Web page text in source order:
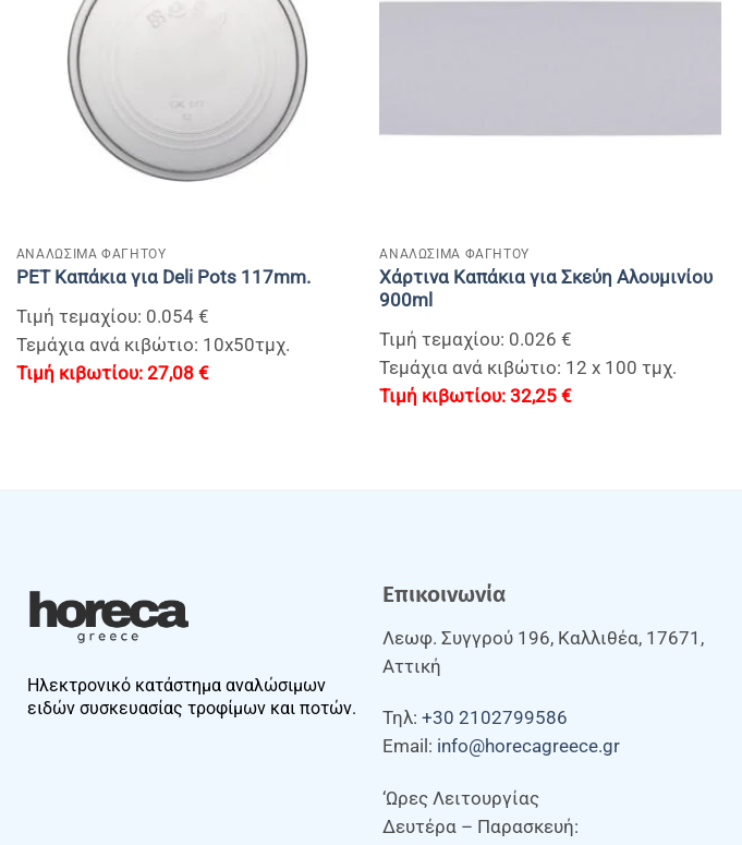
ΑΝΑΛΩΣΙΜΑ ΦΑΓΗΤΟΥ
PET Καπάκια για Deli Pots 117mm.
Τιμή τεμαχίου: 0.054 €
Τεμάχια ανά κιβώτιο: 10x50τμχ.
27,08 €
ΑΝΑΛΩΣΙΜΑ ΦΑΓΗΤΟΥ
Χάρτινα Καπάκια για Σκεύη Αλουμινίου
900ml
Τιμή τεμαχίου: 0.026 €
Τεμάχια ανά κιβώτιο: 12 x 100 τμχ.
32,25€
Ηλεκτρονικό κατάστημα αναλώσιμων
ειδών συσκευασίας τροφίμων και ποτών.
Επικοινωνία
Λεωφ. Συγγρού 196, Καλλιθέα, 17671,
Αττική
Τηλ: +30 2102799586
Email: info@horecagreece.gr
‘Ωρες Λειτουργίας
Δευτέρα – Παρασκευή: